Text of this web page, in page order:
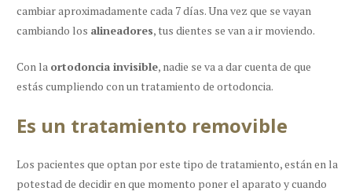
cambiar aproximadamente cada 7 días. Una vez que se vayan
cambiando los alineadores, tus dientes se van a ir moviendo.
Con la ortodoncia invisible, nadie se va a dar cuenta de que
estás cumpliendo con un tratamiento de ortodoncia.
Es un tratamiento removible
Los pacientes que optan por este tipo de tratamiento, están en la
potestad de decidir en que momento poner el aparato y cuando